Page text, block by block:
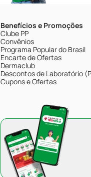
Benefícios e Promoções
Clube PP
Convênios
Programa Popular do Brasil
Encarte de Ofertas
Dermaclub
Descontos de Laboratório
Cupons e Ofertas